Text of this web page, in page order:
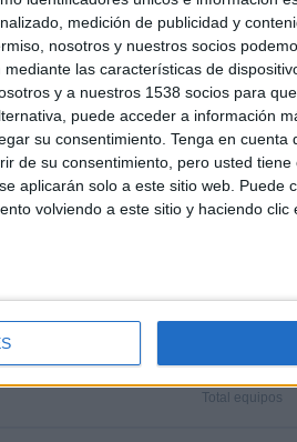
medición de publicidad y
nosotros y nuestros socios
las características de
y a nuestros 1538 socios para
puede acceder a información
su consentimiento. Tenga en cuenta
de su consentimiento, pero usted
aplicarán solo a este sitio web. Puede
volviendo a este sitio y haciendo
S. Tsitsipas - R. Collignon
19/07/2026 Torneo de Gstaad por ATP Tennis
Internacional, Disney+ Premium
1843
SIN PARTIDO
GRATUÍTO
1.7
CANALES POR
PARTIDO
88
Total equipos